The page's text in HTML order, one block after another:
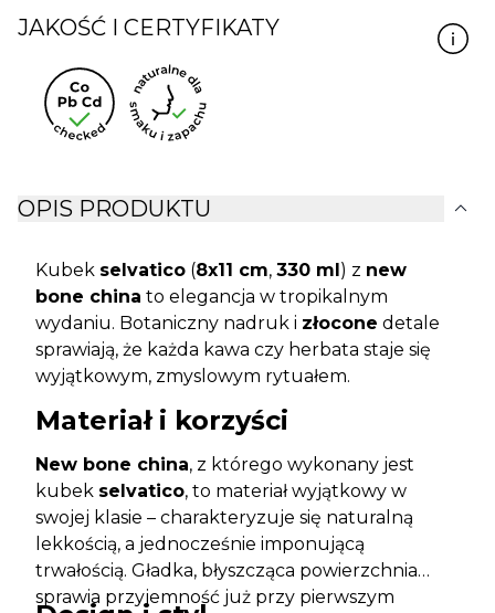
JAKOŚĆ I CERTYFIKATY
OPIS PRODUKTU expand_more
Kubek selvatico (8x11 cm, 330 ml) z new
bone china to elegancja w tropikalnym
wydaniu. Botaniczny nadruk i złocone detale
sprawiają, że każda kawa czy herbata staje się
wyjątkowym, zmyslowym rytuałem.
Materiał i korzyści
New bone china, z którego wykonany jest
kubek selvatico, to materiał wyjątkowy w
swojej klasie – charakteryzuje się naturalną
lekkością, a jednocześnie imponującą
trwałością. Gładka, błyszcząca powierzchnia
sprawia przyjemność już przy pierwszym